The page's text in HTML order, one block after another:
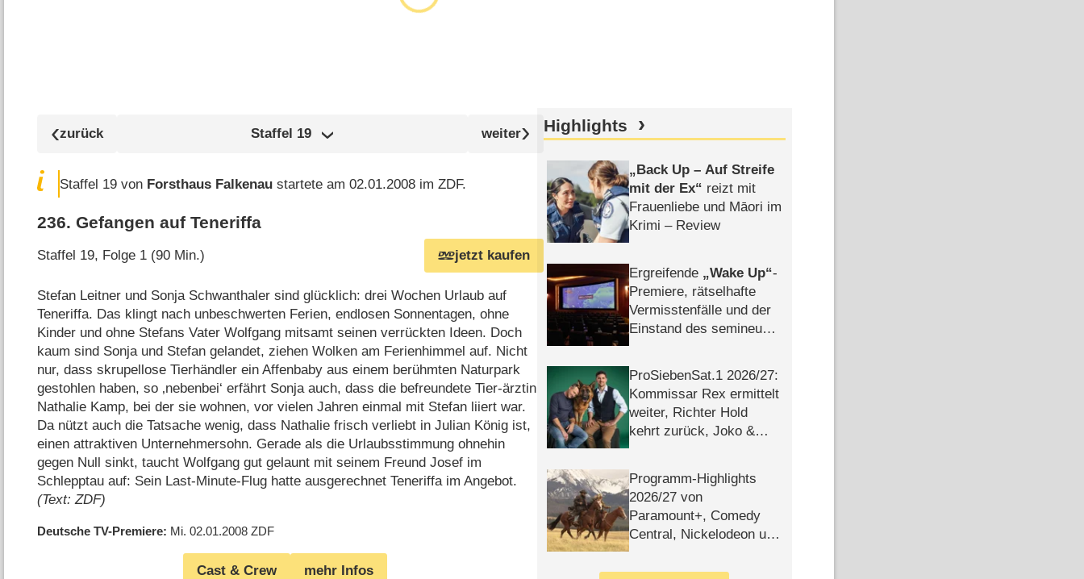
Staffel 19
Staffel 19 von Forsthaus Falkenaustartete am 02.01.2008 im ZDF.
236. Gefangen auf Teneriffa
Staffel 19, Folge 1 (90 Min.) jetzt kaufen
Stefan Leitner und Sonja Schwanthaler sind glücklich: drei Wochen Urlaub auf
Teneriffa. Das klingt nach unbeschwerten Ferien, endlosen Sonnentagen, ohne
Kinder und ohne Stefans Vater Wolfgang mitsamt seinen verrückten Ideen. Doch
kaum sind Sonja und Stefan gelandet, ziehen Wolken am Ferienhimmel auf. Nicht
nur, dass skrupellose Tierhändler ein Affenbaby aus einem berühmten Naturpark
gestohlen haben, so ‚nebenbei‘ erfährt Sonja auch, dass die befreundete Tier-ärztin
Nathalie Kamp, bei der sie wohnen, vor vielen Jahren einmal mit Stefan liiert war.
Da nützt auch die Tatsache wenig, dass Nathalie frisch verliebt in Julian König ist,
einen attraktiven Unternehmersohn. Gerade als die Urlaubsstimmung ohnehin
gegen Null sinkt, taucht Wolfgang gut gelaunt mit seinem Freund Josef im
Schlepptau auf: Sein Last-Minute-Flug hatte ausgerechnet Teneriffa im Angebot.
(Text: ZDF)
Deutsche TV-Premiere Mi. 02.01.2008 ZDF
Cast & Crew mehr Infos
Highlights
Back Up – Auf Streife
mit der Ex
reizt mit
Frauenliebe und Māori im
Krimi – Review
Ergreifende Wake Up -
Premiere, rätselhafte
Vermisstenfälle und der
Einstand des semineuen
ProSiebenSat.1 2026/​27:
Kommissar Rex ermittelt
weiter, Richter Hold
kehrt zurück, Joko &
Programm-Highlights
2026/​27 von
Paramount+, Comedy
Central, Nickelodeon und